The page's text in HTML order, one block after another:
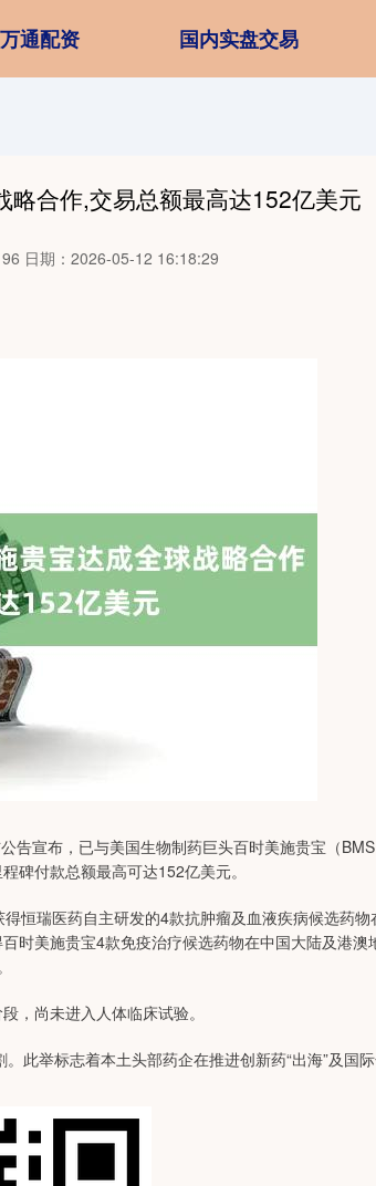
万通配资 国内实盘交易
略合作,交易总额最高达152亿美元
日期：2026-05-12 16:18:29
宣布，已与美国生物制药巨头百时美施贵宝（
碑付款总额最高可达152亿美元。
瑞医药自主研发的4款抗肿瘤及血液疾病候选药物
时美施贵宝4款免疫治疗候选药物在中国大陆及港澳
尚未进入人体临床试验。
举标志着本土头部药企在推进创新药“出海”及国